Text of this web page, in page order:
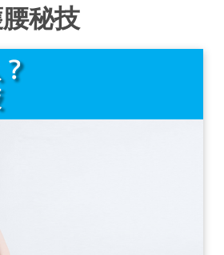
秘技